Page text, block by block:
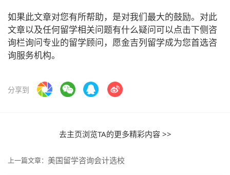
如果此文章对您有所帮助，是对我们最大的鼓励。对此
文章以及任何留学相关问题有什么疑问可以点击下侧咨
询栏询问专业的留学顾问，愿金吉列留学成为您首选咨
询服务机构。
分享到
去主页浏览TA的更多精彩内容 >>
上一篇文章： 美国留学咨询会计选校